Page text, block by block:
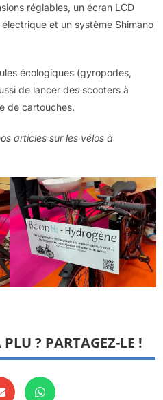
réglables, un écran LCD
et un système Shimano
écologiques (gyropodes,
de lancer des scooters à
de cartouches.
articles surles vélos à
? PARTAGEZ-LE !